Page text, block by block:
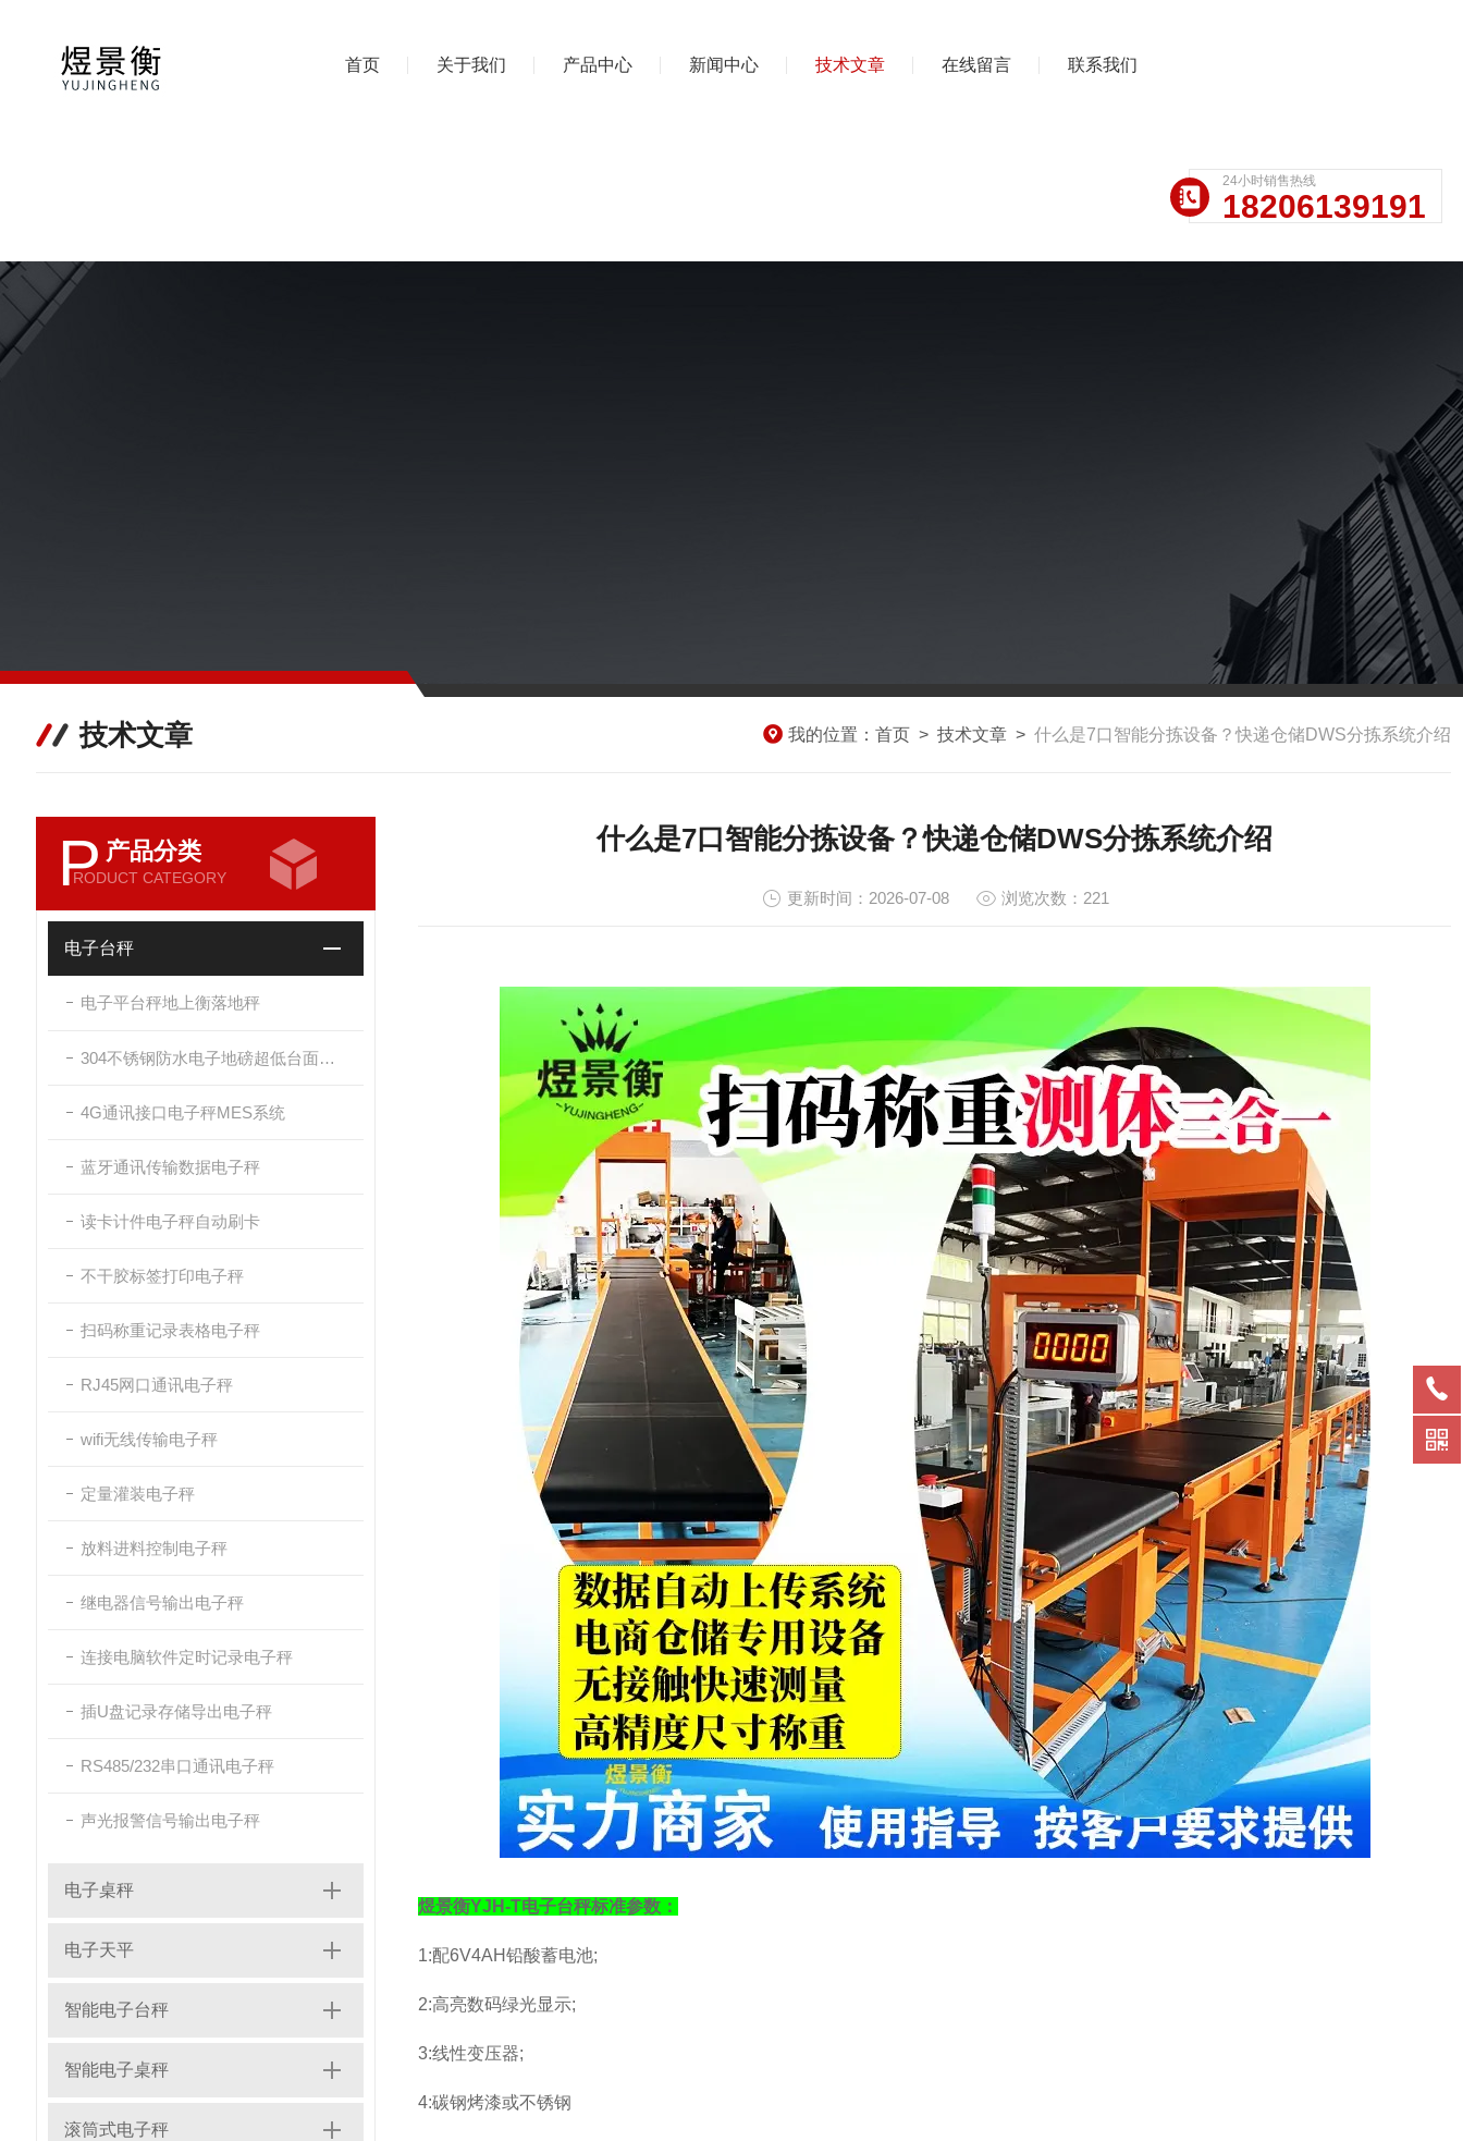
首页 关于我们 产品中心 新闻中心 技术文章 在线留言 联系我们
24小时销售热线
18206139191
技术文章 我的位置： 首页 > 技术文章 > 什么是7口智能分拣设备？快递仓储DWS分拣系统介绍
P 产品分类
RODUCT CATEGORY
电子台秤
电子平台秤地上衡落地秤
304不锈钢防水电子地磅超低台面带斜坡
4G通讯接口电子秤MES系统
蓝牙通讯传输数据电子秤
读卡计件电子秤自动刷卡
不干胶标签打印电子秤
扫码称重记录表格电子秤
RJ45网口通讯电子秤
wifi无线传输电子秤
定量灌装电子秤
放料进料控制电子秤
继电器信号输出电子秤
连接电脑软件定时记录电子秤
插U盘记录存储导出电子秤
RS485/232串口通讯电子秤
声光报警信号输出电子秤
电子桌秤
电子天平
智能电子台秤
智能电子桌秤
滚筒式电子秤
什么是7口智能分拣设备？快递仓储DWS分拣系统介绍
更新时间：2026-07-08 浏览次数：221
煜景衡YJH-T电子台秤标准参数：
1:配6V4AH铅酸蓄电池;
2:高亮数码绿光显示;
3:线性变压器;
4:碳钢烤漆或不锈钢